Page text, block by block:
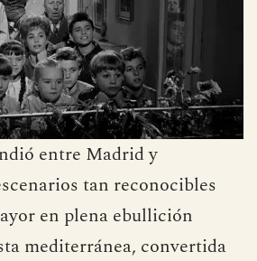
entre Madrid y
tan reconocibles
en plena ebullición
mediterránea, convertida